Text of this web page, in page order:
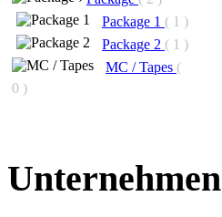
Package 1 ( 1 )
Package 2 ( 1 )
MC / Tapes (
0 )
Unternehmen